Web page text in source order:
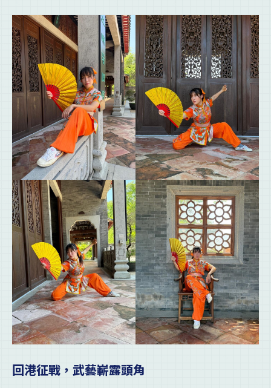
回港征戰，武藝嶄露頭角